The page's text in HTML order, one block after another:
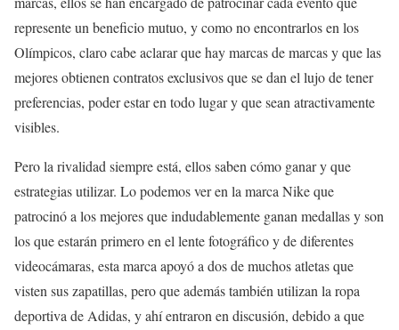
represente un beneficio mutuo, y como no encontrarlos en los
Olímpicos, claro cabe aclarar que hay marcas de marcas y que las
mejores obtienen contratos exclusivos que se dan el lujo de tener
preferencias, poder estar en todo lugar y que sean atractivamente
visibles.
Pero la rivalidad siempre está, ellos saben cómo ganar y que
estrategias utilizar. Lo podemos ver en la marca Nike que
patrocinó a los mejores que indudablemente ganan medallas y son
los que estarán primero en el lente fotográfico y de diferentes
videocámaras, esta marca apoyó a dos de muchos atletas que
visten sus zapatillas, pero que además también utilizan la ropa
deportiva de Adidas, y ahí entraron en discusión, debido a que